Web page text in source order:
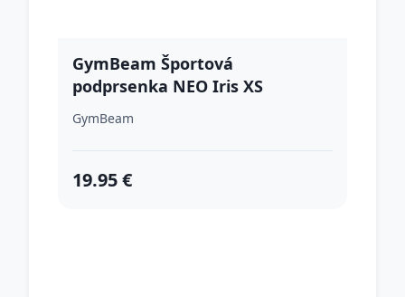
GymBeam Športová
podprsenka NEO Iris XS
GymBeam
19.95 €